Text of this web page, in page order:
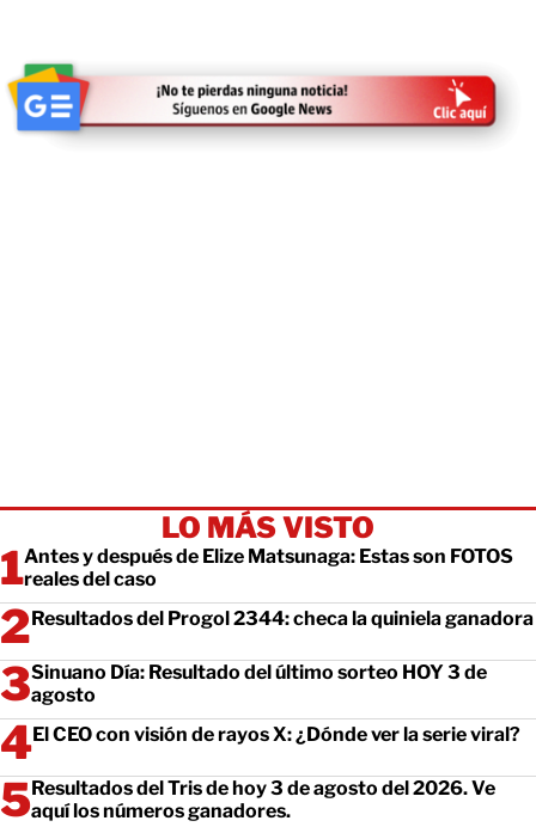
LO MÁS VISTO
Antes y después de Elize Matsunaga: Estas son FOTOS
reales del caso
Resultados del Progol 2344: checa la quiniela ganadora
Sinuano Día: Resultado del último sorteo HOY 3 de
agosto
El CEO con visión de rayos X: ¿Dónde ver la serie viral?
Resultados del Tris de hoy 3 de agosto del 2026. Ve
aquí los números ganadores.